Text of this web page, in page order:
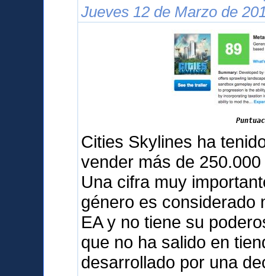
Jueves 12 de Marzo de
Cities Skylines ha
vender más de
Una cifra muy
género es considerado
EA y no tiene su
que no ha salido en
desarrollado por una